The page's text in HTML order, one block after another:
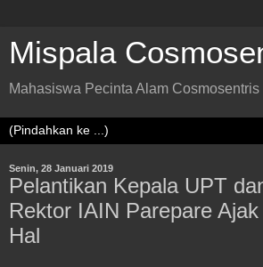
Mispala
Mahasiswa Pecinta Alam
Senin, 28 Januari 2019
Pelantikan Kepala UPT
Rektor IAIN Parepare
Hal